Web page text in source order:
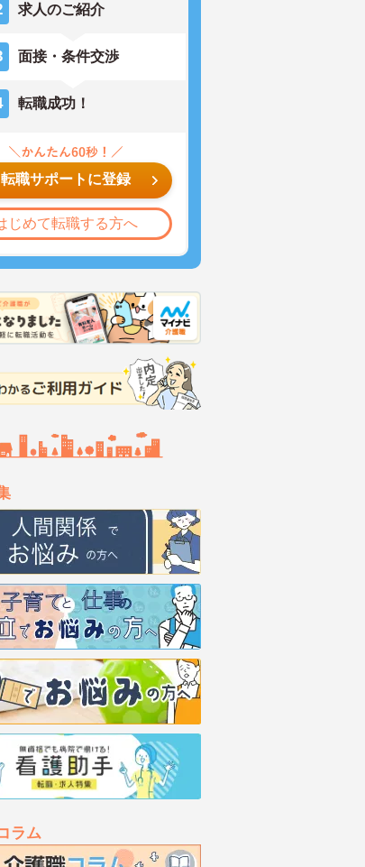
求人のご紹介
面接・条件交渉
転職成功！
転職サポートに登録
じめて転職する方へ
ラム